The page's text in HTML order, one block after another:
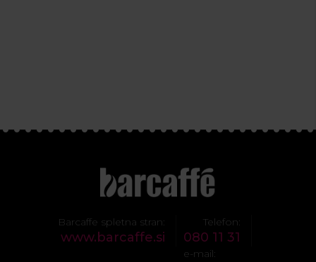
Barcaffe spletna stran:
www.barcaffe.si
Telefon:
080 11 31
e-mail: